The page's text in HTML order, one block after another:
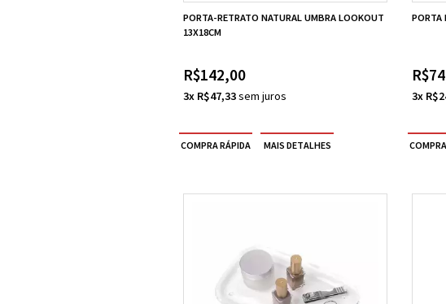
PORTA-RETRATO NATURAL UMBRA LOOKOUT
13X18CM
R$142,00
3x R$47,33
PORTA
3x